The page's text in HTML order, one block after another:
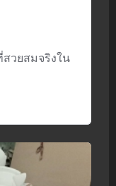
วยสมจริงใน